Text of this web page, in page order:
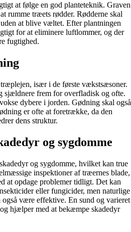
at følge en god planteteknik. Graven
rumme træets rødder. Rødderne skal
at blive væltet. Efter plantningen
for at eliminere luftlommer, og der
fugtighed.
især i de første vækstsæsoner.
sjældnere frem for overfladisk og ofte.
dybere i jorden. Gødning skal også
er ofte at foretrække, da den
dens struktur.
og sygdomme
og sygdomme, hvilket kan true
inspektioner af træernes blade,
at opdage problemer tidligt. Det kan
eller fungicider, men naturlige
også være effektive. En sund og varieret
hjælper med at bekæmpe skadedyr